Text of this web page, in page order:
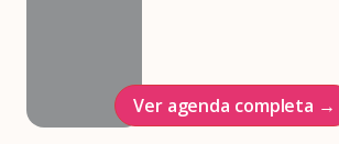
Ver agenda completa →